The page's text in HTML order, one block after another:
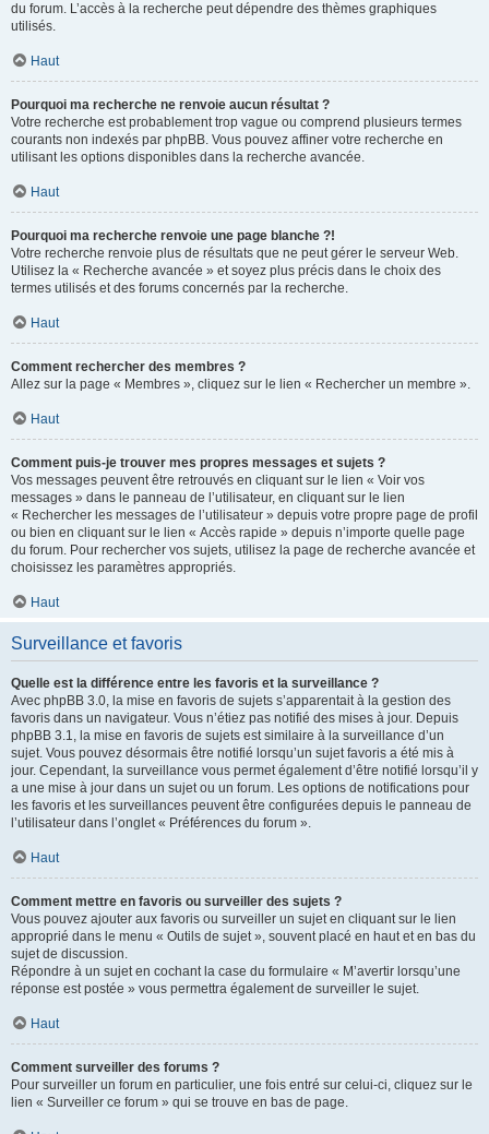
du forum. L’accès à la recherche peut dépendre des thèmes graphiques
utilisés.
Haut
Pourquoi ma recherche ne renvoie aucun résultat ?
Votre recherche est probablement trop vague ou comprend plusieurs termes
courants non indexés par phpBB. Vous pouvez affiner votre recherche en
utilisant les options disponibles dans la recherche avancée.
Haut
Pourquoi ma recherche renvoie une page blanche ?!
Votre recherche renvoie plus de résultats que ne peut gérer le serveur Web.
Utilisez la « Recherche avancée » et soyez plus précis dans le choix des
termes utilisés et des forums concernés par la recherche.
Haut
Comment rechercher des membres ?
Allez sur la page « Membres », cliquez sur le lien « Rechercher un membre ».
Haut
Comment puis-je trouver mes propres messages et sujets ?
Vos messages peuvent être retrouvés en cliquant sur le lien « Voir vos
messages » dans le panneau de l’utilisateur, en cliquant sur le lien
« Rechercher les messages de l’utilisateur » depuis votre propre page de profil
ou bien en cliquant sur le lien « Accès rapide » depuis n’importe quelle page
du forum. Pour rechercher vos sujets, utilisez la page de recherche avancée et
choisissez les paramètres appropriés.
Haut
Surveillance et favoris
Quelle est la différence entre les favoris et la surveillance ?
Avec phpBB 3.0, la mise en favoris de sujets s’apparentait à la gestion des
favoris dans un navigateur. Vous n’étiez pas notifié des mises à jour. Depuis
phpBB 3.1, la mise en favoris de sujets est similaire à la surveillance d’un
sujet. Vous pouvez désormais être notifié lorsqu’un sujet favoris a été mis à
jour. Cependant, la surveillance vous permet également d’être notifié lorsqu’il y
a une mise à jour dans un sujet ou un forum. Les options de notifications pour
les favoris et les surveillances peuvent être configurées depuis le panneau de
l’utilisateur dans l’onglet « Préférences du forum ».
Haut
Comment mettre en favoris ou surveiller des sujets ?
Vous pouvez ajouter aux favoris ou surveiller un sujet en cliquant sur le lien
approprié dans le menu « Outils de sujet », souvent placé en haut et en bas du
sujet de discussion.
Répondre à un sujet en cochant la case du formulaire « M’avertir lorsqu’une
réponse est postée » vous permettra également de surveiller le sujet.
Haut
Comment surveiller des forums ?
Pour surveiller un forum en particulier, une fois entré sur celui-ci, cliquez sur le
lien « Surveiller ce forum » qui se trouve en bas de page.